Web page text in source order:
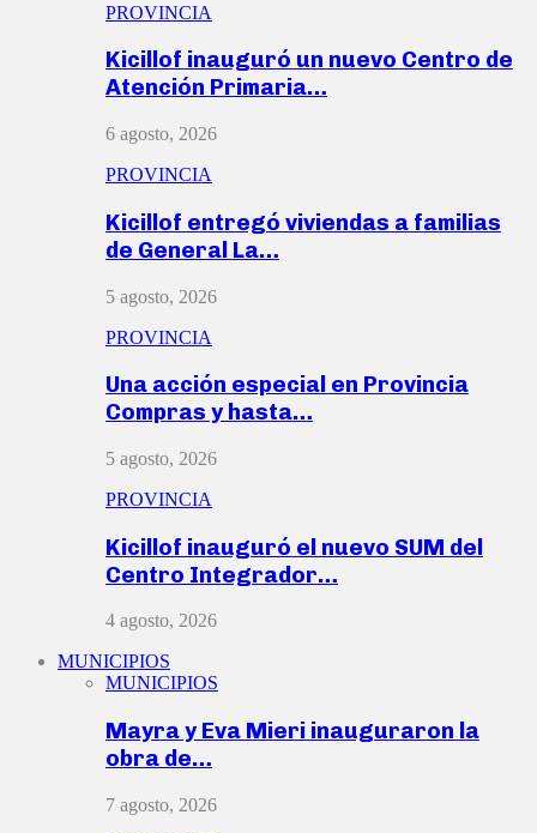
PROVINCIA
Kicillof inauguró un nuevo Centro de
Atención Primaria…
6 agosto, 2026
PROVINCIA
Kicillof entregó viviendas a familias
de General La…
5 agosto, 2026
PROVINCIA
Una acción especial en Provincia
Compras y hasta…
5 agosto, 2026
PROVINCIA
Kicillof inauguró el nuevo SUM del
Centro Integrador…
4 agosto, 2026
MUNICIPIOS
MUNICIPIOS
Mayra y Eva Mieri inauguraron la
obra de…
7 agosto, 2026